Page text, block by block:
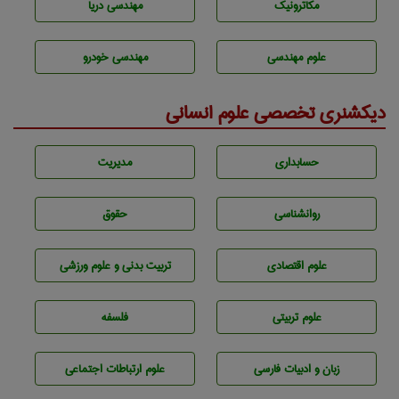
مکاترونیک مهندسی دریا
علوم مهندسی مهندسی خودرو
دیکشنری تخصصی علوم انسانی
حسابداری مديريت
روانشناسی حقوق
علوم اقتصادی تربيت بدنی و علوم ورزشی
علوم تربيتی فلسفه
زبان و ادبيات فارسی علوم ارتباطات اجتماعی